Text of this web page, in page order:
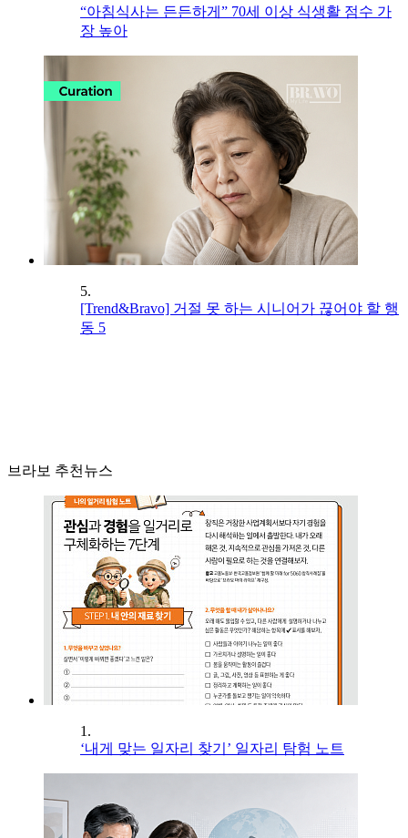
“아침식사는 든든하게” 70세 이상 식생활 점수 가
장 높아
5.
[Trend&Bravo] 거절 못 하는 시니어가 끊어야 할 행
동 5
브라보 추천뉴스
1.
‘내게 맞는 일자리 찾기’ 일자리 탐험 노트